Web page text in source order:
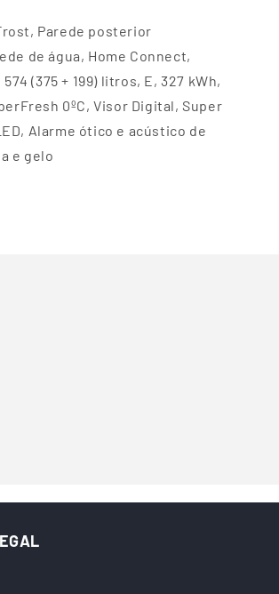
Parede posterior
de água, Home Connect,
(375 + 199) litros, E, 327 kWh,
0ºC, Visor Digital, Super
Alarme ótico e acústico de
e gelo